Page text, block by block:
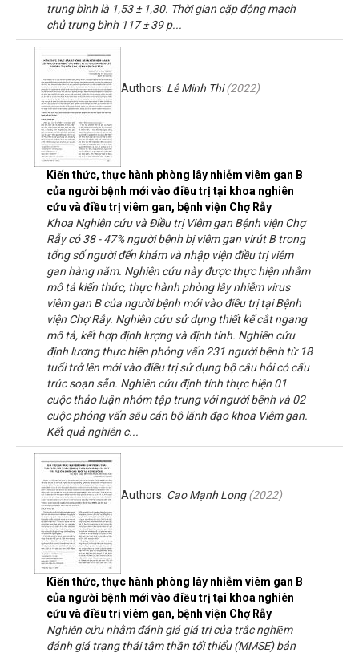
trung bình là 1,53 ± 1,30. Thời gian cặp động mạch
chủ trung bình 117 ± 39 p...
Kiến thức, thực hành phòng lây nhiễm viêm gan B
của người bệnh mới vào điều trị tại khoa nghiên
cứu và điều trị viêm gan, bệnh viện Chợ Rẫy
Authors: Lê Minh Thi(2022)
Khoa Nghiên cứu và Điều trị Viêm gan Bệnh viện Chợ
Rẫy có 38 - 47% người bệnh bị viêm gan virút B trong
tổng số người đến khám và nhập viện điều trị viêm
gan hàng năm. Nghiên cứu này được thực hiện nhằm
mô tả kiến thức, thực hành phòng lây nhiễm virus
viêm gan B của người bệnh mới vào điều trị tại Bệnh
viện Chợ Rẫy. Nghiên cứu sử dụng thiết kế cắt ngang
mô tả, kết hợp định lượng và định tính. Nghiên cứu
định lượng thực hiện phỏng vấn 231 người bệnh từ 18
tuổi trở lên mới vào điều trị sử dụng bộ câu hỏi có cấu
trúc soạn sẵn. Nghiên cứu định tính thực hiện 01
cuộc thảo luận nhóm tập trung với người bệnh và 02
cuộc phỏng vấn sâu cán bộ lãnh đạo khoa Viêm gan.
Kết quả nghiên c...
Kiến thức, thực hành phòng lây nhiễm viêm gan B
của người bệnh mới vào điều trị tại khoa nghiên
cứu và điều trị viêm gan, bệnh viện Chợ Rẫy
Authors: Cao Mạnh Long(2022)
Nghiên cứu nhằm đánh giá giá trị của trắc nghiệm
đánh giá trạng thái tâm thần tối thiểu (MMSE) bản